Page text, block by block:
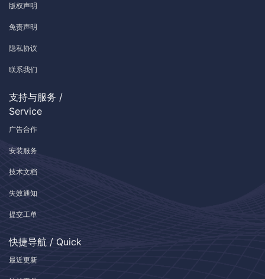
版权声明
免责声明
隐私协议
联系我们
支持与服务 /
Service
广告合作
安装服务
技术文档
失效通知
提交工单
快捷导航 / Quick
最近更新